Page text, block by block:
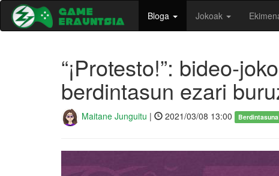
Bloga Jokoak
“¡Protesto!”: bideo-
berdintasun ezari
Maitane Junguitu | 2021/03/08 13:00 Berdintasuna